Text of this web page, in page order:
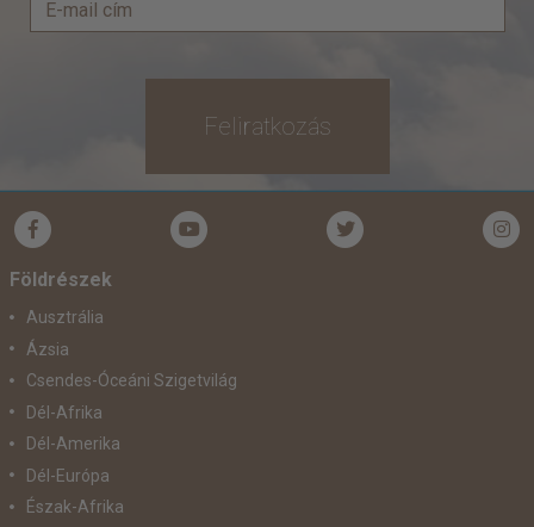
Feliratkozás
Földrészek
Ausztrália
Ázsia
Csendes-Óceáni Szigetvilág
Dél-Afrika
Dél-Amerika
Dél-Európa
Észak-Afrika